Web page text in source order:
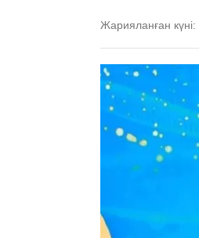
Жарияланған күні: